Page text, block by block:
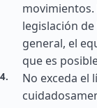
legislación
general, el
que es
No exceda el